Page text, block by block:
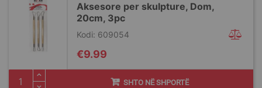
Aksesore per skulpture, Dom,
20cm, 3pc
Kodi: 609054
€9.99
SHTO NË SHPORTË